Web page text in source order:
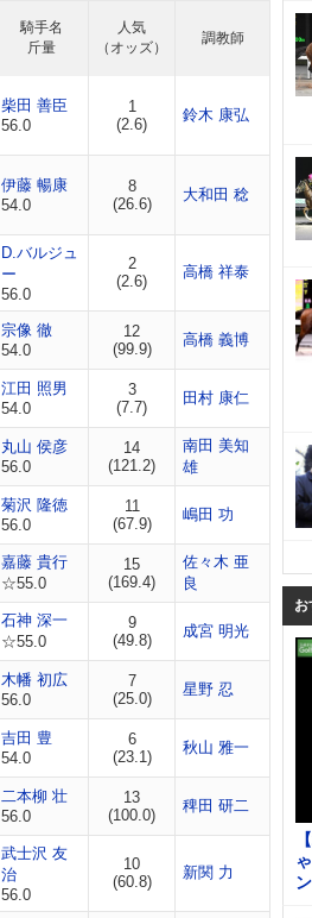
騎手名
斤量
人気
（オッズ）
調教師
柴田 善臣
56.0
1
(2.6)
鈴木 康弘
伊藤 暢康
54.0
8
(26.6)
大和田 稔
D.バルジュ
ー
56.0
2
(2.6)
高橋 祥泰
宗像 徹
54.0
12
(99.9)
高橋 義博
江田 照男
54.0
3
(7.7)
田村 康仁
丸山 侯彦
56.0
14
(121.2)
南田 美知
雄
菊沢 隆徳
56.0
11
(67.9)
嶋田 功
嘉藤 貴行
☆55.0
15
(169.4)
佐々木 亜
良
石神 深一
☆55.0
9
(49.8)
成宮 明光
木幡 初広
56.0
7
(25.0)
星野 忍
吉田 豊
54.0
6
(23.1)
秋山 雅一
二本柳 壮
56.0
13
(100.0)
稗田 研二
武士沢 友
治
56.0
10
(60.8)
新関 力
お